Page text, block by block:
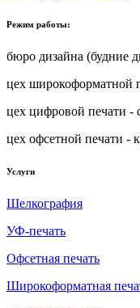
Режим работы:
бюро дизайна (будние
цех широкоформатной
цех цифровой печати -
цех офсетной печати -
Услуги
Шелкография
УФ-печать
Офсетная печать
Широкоформатная